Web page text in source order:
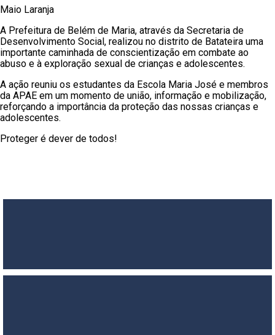
Maio Laranja
A Prefeitura de Belém de Maria, através da Secretaria de
Desenvolvimento Social, realizou no distrito de Batateira uma
importante caminhada de conscientização em combate ao
abuso e à exploração sexual de crianças e adolescentes.
A ação reuniu os estudantes da Escola Maria José e membros
da APAE em um momento de união, informação e mobilização,
reforçando a importância da proteção das nossas crianças e
adolescentes.
Proteger é dever de todos!